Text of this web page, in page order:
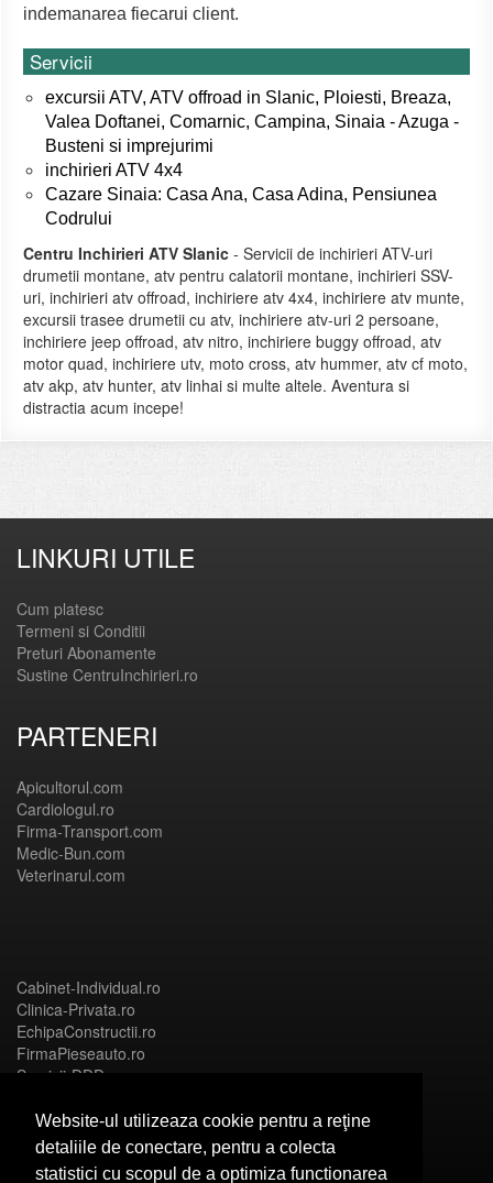
Website-ul utilizeaza cookie pentru a reţine
detaliile de conectare, pentru a colecta
statistici cu scopul de a optimiza functionarea
indemanarea fiecarui client.
Servicii
excursii ATV, ATV offroad in Slanic, Ploiesti, Breaza,
Valea Doftanei, Comarnic, Campina, Sinaia - Azuga -
Busteni si imprejurimi
inchirieri ATV 4x4
Cazare Sinaia: Casa Ana, Casa Adina, Pensiunea
Codrului
Centru Inchirieri ATV Slanic - Servicii de inchirieri ATV-uri
drumetii montane, atv pentru calatorii montane, inchirieri SSV-
uri, inchirieri atv offroad, inchiriere atv 4x4, inchiriere atv munte,
excursii trasee drumetii cu atv, inchiriere atv-uri 2 persoane,
inchiriere jeep offroad, atv nitro, inchiriere buggy offroad, atv
motor quad, inchiriere utv, moto cross, atv hummer, atv cf moto,
atv akp, atv hunter, atv linhai si multe altele. Aventura si
distractia acum incepe!
LINKURI UTILE
Cum platesc
Termeni si Conditii
Preturi Abonamente
Sustine CentruInchirieri.ro
PARTENERI
Apicultorul.com
Cardiologul.ro
Firma-Transport.com
Medic-Bun.com
Veterinarul.com
Cabinet-Individual.ro
Clinica-Privata.ro
EchipaConstructii.ro
FirmaPieseauto.ro
Servicii-DDD.com